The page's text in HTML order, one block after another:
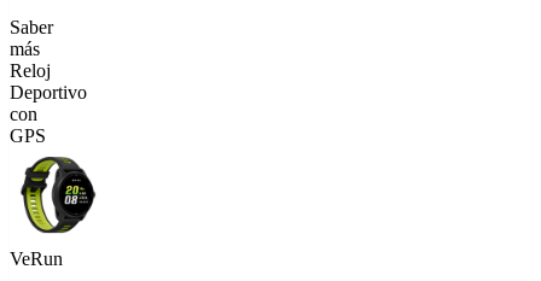
Saber
más
Reloj
Deportivo
con
GPS
VeRun